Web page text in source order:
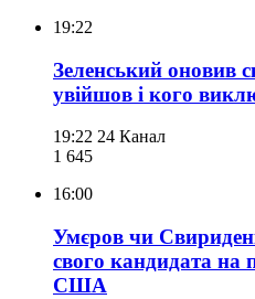
19:22
Зеленський оновив
увійшов і кого
19:22 24 Канал
1 645
16:00
Умєров чи
свого кандидата на
США